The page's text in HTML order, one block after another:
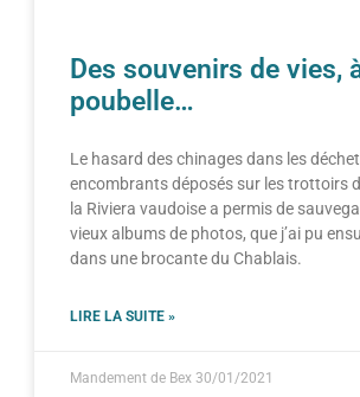
Des souvenirs de vies,
poubelle…
Le hasard des chinages dans les
encombrants déposés sur les trottoirs
la Riviera vaudoise a permis de
vieux albums de photos, que j’ai pu
dans une brocante du Chablais.
LIRE LA SUITE »
Mandement de Bex 30/01/2021